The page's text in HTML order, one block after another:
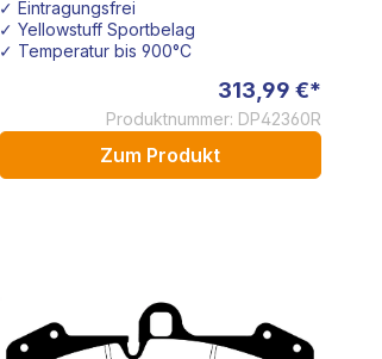
✓ Eintragungsfrei
✓ Yellowstuff Sportbelag
✓ Temperatur bis 900°C
313,99 €*
Produktnummer: DP42360R
Zum Produkt